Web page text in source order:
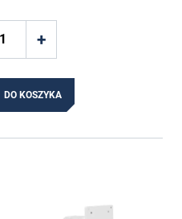
DO KOSZYKA